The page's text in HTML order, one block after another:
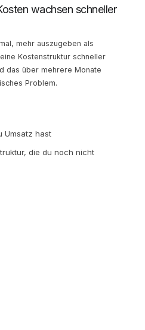
wachsen schneller
mehr auszugeben als
Kostenstruktur schneller
das über mehrere Monate
Problem.
Umsatz hast
die du noch nicht